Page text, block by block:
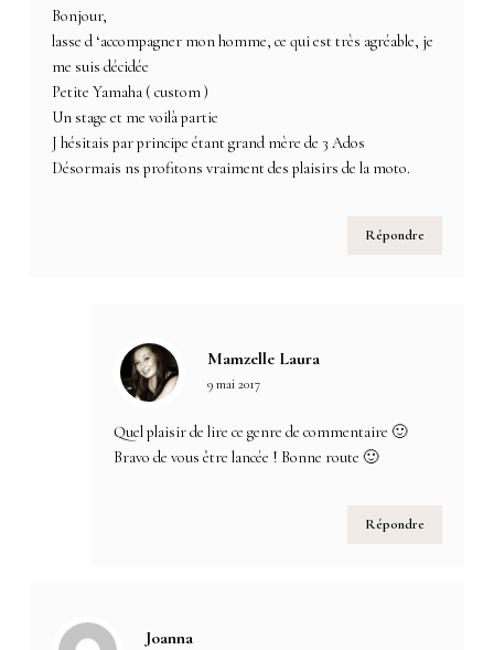
Bonjour,
lasse d ‘accompagner mon homme, ce qui est très agréable, je
me suis décidée
Petite Yamaha ( custom )
Un stage et me voilà partie
J hésitais par principe étant grand mère de 3 Ados
Désormais ns profitons vraiment des plaisirs de la moto.
Répondre
Mamzelle Laura
9 mai 2017
Quel plaisir de lire ce genre de commentaire 🙂
Bravo de vous être lancée ! Bonne route 🙂
Répondre
Joanna